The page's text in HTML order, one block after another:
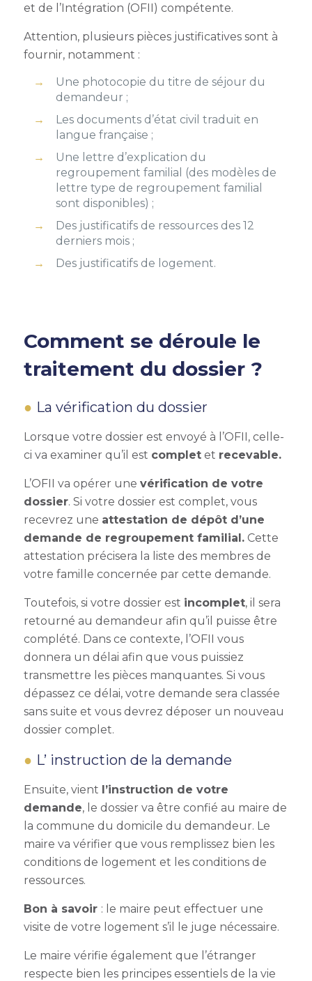
et de l’Intégration (OFII) compétente.
Attention, plusieurs pièces justificatives sont à
fournir, notamment :
Une photocopie du titre de séjour du
demandeur ;
Les documents d’état civil traduit en
langue française ;
Une lettre d’explication du
regroupement familial (des modèles de
lettre type de regroupement familial
sont disponibles) ;
Des justificatifs de ressources des 12
derniers mois ;
Des justificatifs de logement.
Comment se déroule le
traitement du dossier ?
La vérification du dossier
Lorsque votre dossier est envoyé à l’OFII, celle-
ci va examiner qu’il est completet recevable.
L’OFII va opérer une vérification de votre
dossier. Si votre dossier est complet, vous
recevrez une attestation de dépôt d’une
demande de regroupement familial.Cette
attestation précisera la liste des membres de
votre famille concernée par cette demande.
Toutefois, si votre dossier est incomplet, il sera
retourné au demandeur afin qu’il puisse être
complété. Dans ce contexte, l’OFII vous
donnera un délai afin que vous puissiez
transmettre les pièces manquantes. Si vous
dépassez ce délai, votre demande sera classée
sans suite et vous devrez déposer un nouveau
dossier complet.
L’ instruction de la demande
Ensuite, vient l’instruction de votre
demande, le dossier va être confié au maire de
la commune du domicile du demandeur. Le
maire va vérifier que vous remplissez bien les
conditions de logement et les conditions de
ressources.
Bon à savoir : le maire peut effectuer une
visite de votre logement s’il le juge nécessaire.
Le maire vérifie également que l’étranger
respecte bien les principes essentiels de la vie